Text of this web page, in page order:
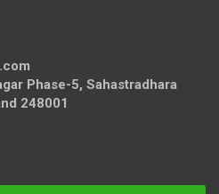
Phase-5, Sahastradhara
248001